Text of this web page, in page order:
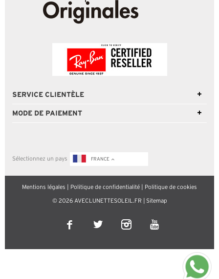
SERVICE CLIENTÈLE
MODE DE PAIEMENT
Sélectionnez un pays FRANCE
Mentions légales Politique de confidentialité Politique de cookies
© 2026 AVECLUNETTESOLEIL.FR | Sitemap